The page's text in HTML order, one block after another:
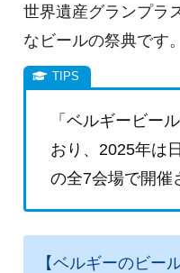
世界遺産グランプラ
なビールの祭典です。
「ベルギービー
おり、2025年は
の全7会場で開催
【ベルギーのビー